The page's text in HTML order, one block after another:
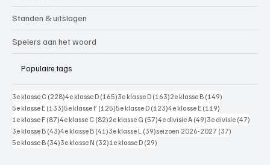
Standen & uitslagen
Spelers aan het woord
Populaire tags
3e klasse C (228)228 posts
4e klasse D (165)165 posts
3e klasse D (163)163 posts
2e klasse B (149)
5e klasse E (133)133 posts
5e klasse F (125)125 posts
5e klasse D (123)123 posts
4e klasse E (119)
1e klasse F (87)87 posts
4e klasse C (82)82 posts
2e klasse G (57)57 posts
4e divisie A (49)49 posts
3e divisie (47)
3e klasse B (43)43 posts
4e klasse B (41)41 posts
3e klasse L (39)39 posts
seizoen 2026-2027 (37)
5e klasse B (34)34 posts
3e klasse N (32)32 posts
1e klasse D (29)